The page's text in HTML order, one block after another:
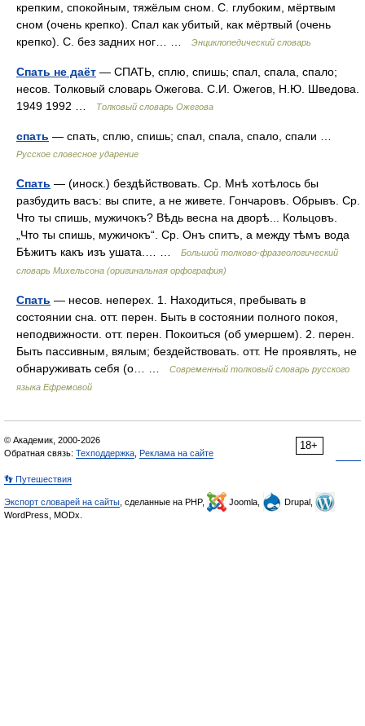
крепким, спокойным, тяжёлым сном. С. глубоким, мёртвым
сном (очень крепко). Спал как убитый, как мёртвый (очень
крепко). С. без задних ног… …
Энциклопедический словарь
Спать не даёт — СПАТЬ, сплю, спишь; спал, спала, спало;
несов. Толковый словарь Ожегова. С.И. Ожегов, Н.Ю. Шведова.
1949 1992 …
Толковый словарь Ожегова
спать — спать, сплю, спишь; спал, спала, спало, спали …
Русское словесное ударение
Спать — (иноск.) бездѣйствовать. Ср. Мнѣ хотѣлось бы
разбудить васъ: вы спите, а не живете. Гончаровъ. Обрывъ. Ср.
Что ты спишь, мужичокъ? Вѣдь весна на дворѣ... Кольцовъ.
„Что ты спишь, мужичокъ“. Ср. Онъ спитъ, а между тѣмъ вода
Бѣжитъ какъ изъ ушата.… …
Большой толково-фразеологический
словарь Михельсона (оригинальная орфография)
Спать — несов. неперех. 1. Находиться, пребывать в
состоянии сна. отт. перен. Быть в состоянии полного покоя,
неподвижности. отт. перен. Покоиться (об умершем). 2. перен.
Быть пассивным, вялым; бездействовать. отт. Не проявлять, не
обнаруживать себя (о… …
Современный толковый словарь русского
языка Ефремовой
18+
© Академик, 2000-2026
Обратная связь: Техподдержка Реклама на сайте
👣 Путешествия
Экспорт словарей на сайты , сделанные на PHP, Joomla,
Drupal,
WordPress, MODx.